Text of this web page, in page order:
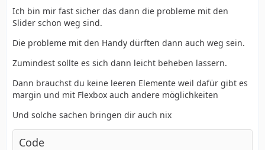
Ich bin mir fast sicher das dann die probleme mit den
Slider schon weg sind.
Die probleme mit den Handy dürften dann auch weg sein.
Zumindest sollte es sich dann leicht beheben lassern.
Dann brauchst du keine leeren Elemente weil dafür gibt es
margin und mit Flexbox auch andere möglichkeiten
Und solche sachen bringen dir auch nix
Code